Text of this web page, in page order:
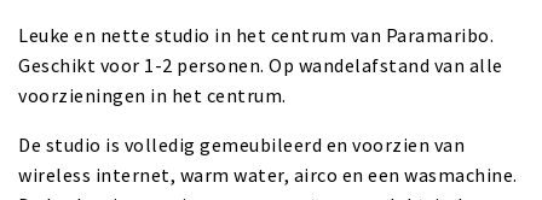
Leuke en nette studio in het centrum van Paramaribo.
Geschikt voor 1-2 personen. Op wandelafstand van alle
voorzieningen in het centrum.
De studio is volledig gemeubileerd en voorzien van
wireless internet, warm water, airco en een wasmachine.